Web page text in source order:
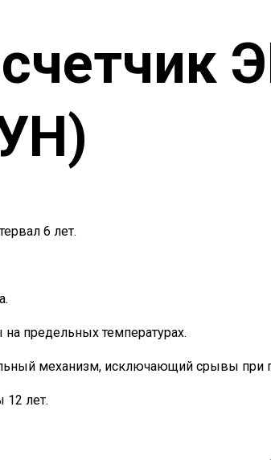
6 лет.
на предельных температурах.
механизм, исключающий срывы при
12 лет.